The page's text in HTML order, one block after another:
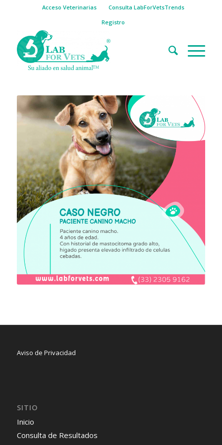
Acceso Veterinarias
Consulta LabForVetsTrends
Registro
Aviso de Privacidad
SITIO
Inicio
Consulta de Resultados